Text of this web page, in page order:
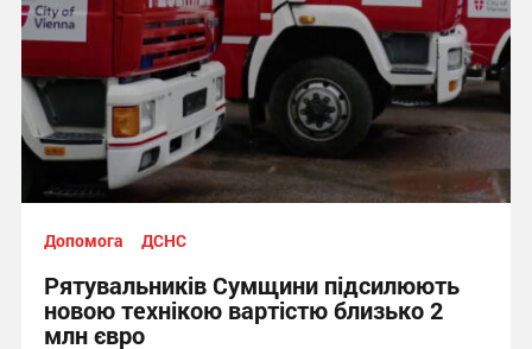
Допомога ДСНС
Рятувальників Сумщини підсилюють
новою технікою вартістю близько 2
млн євро